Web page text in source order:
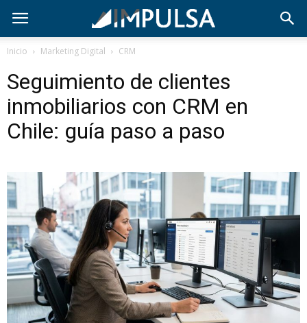
Inicio Marketing Digital CRM
Seguimiento de clientes
inmobiliarios con CRM en
Chile: guía paso a paso